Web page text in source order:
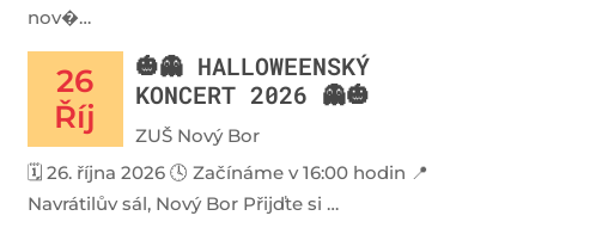
nov�…
26
Říj
🎃👻 HALLOWEENSKÝ
KONCERT 2026 👻🎃
ZUŠ Nový Bor
🗓 26. října 2026 🕓 Začínáme v 16:00 hodin 📍
Navrátilův sál, Nový Bor Přijďte si …